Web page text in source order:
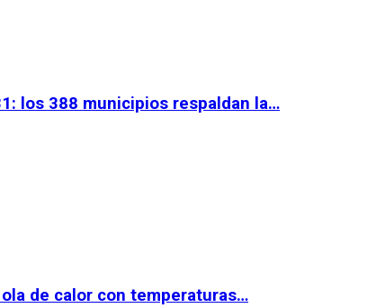
los 388 municipios respaldan la…
de calor con temperaturas…